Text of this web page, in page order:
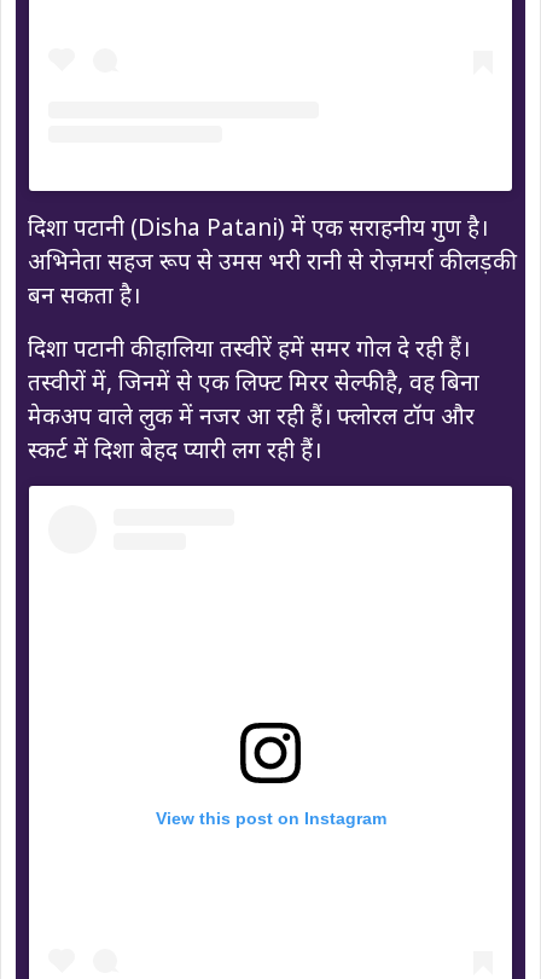
दिशा पटानी (Disha Patani) में एक सराहनीय गुण है।
अभिनेता सहज रूप से उमस भरी रानी से रोज़मर्रा की लड़की
बन सकता है।
दिशा पटानी की हालिया तस्वीरें हमें समर गोल दे रही हैं।
तस्वीरों में, जिनमें से एक लिफ्ट मिरर सेल्फी है, वह बिना
मेकअप वाले लुक में नजर आ रही हैं। फ्लोरल टॉप और
स्कर्ट में दिशा बेहद प्यारी लग रही हैं।
View this post on Instagram